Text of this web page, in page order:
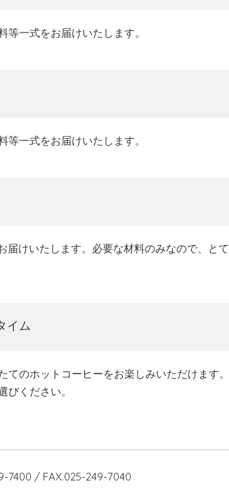
等一式をお届けいたします。
等一式をお届けいたします。
届けいたします。必要な材料のみなので、と
イム
てのホットコーヒーをお楽しみいただけます
びください。
7400 / FAX.025-249-7040